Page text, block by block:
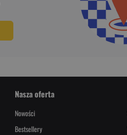
Nasza oferta
Nowości
Bestsellery